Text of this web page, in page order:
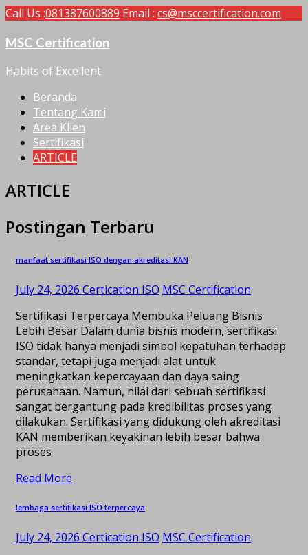
Call Us :081387600889 Email : cs@msccertification.com
MSC Certification
Habits of Excellent
Beranda
Tentang Kami
Area Klien
Sertifikasi
ARTICLE
ARTICLE
Postingan Terbaru
manfaat sertifikasi ISO dengan akreditasi KAN
July 24, 2026 Certication ISO MSC Certification
Sertifikasi Terpercaya Membuka Peluang Bisnis
Lebih Besar Dalam dunia bisnis modern, sertifikasi
ISO tidak hanya menjadi simbol kepatuhan terhadap
standar, tetapi juga menjadi alat untuk
meningkatkan kepercayaan dan daya saing
perusahaan. Namun, nilai dari sebuah sertifikasi
sangat bergantung pada kredibilitas proses yang
dilakukan. Sertifikasi yang didukung oleh akreditasi
KAN memberikan keyakinan lebih besar bahwa
proses
Read More
lembaga sertifikasi ISO terpercaya
July 24, 2026 Certication ISO MSC Certification